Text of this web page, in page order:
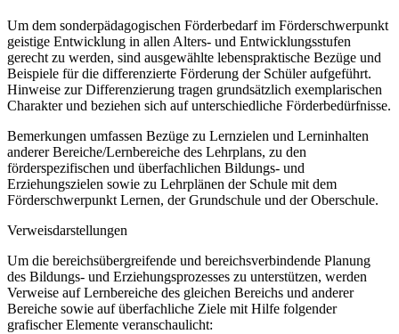
Um dem sonderpädagogischen Förderbedarf im Förderschwerpunkt
geistige Entwicklung in allen Alters- und Entwicklungsstufen
gerecht zu werden, sind ausgewählte lebenspraktische Bezüge und
Beispiele für die differenzierte Förderung der Schüler aufgeführt.
Hinweise zur Differenzierung tragen grundsätzlich exemplarischen
Charakter und beziehen sich auf unterschiedliche Förderbedürfnisse.
Bemerkungen umfassen Bezüge zu Lernzielen und Lerninhalten
anderer Bereiche/Lernbereiche des Lehrplans, zu den
förderspezifischen und überfachlichen Bildungs- und
Erziehungszielen sowie zu Lehrplänen der Schule mit dem
Förderschwerpunkt Lernen, der Grundschule und der Oberschule.
Verweisdarstellungen
Um die bereichsübergreifende und bereichsverbindende Planung
des Bildungs- und Erziehungsprozesses zu unterstützen, werden
Verweise auf Lernbereiche des gleichen Bereichs und anderer
Bereiche sowie auf überfachliche Ziele mit Hilfe folgender
grafischer Elemente veranschaulicht: